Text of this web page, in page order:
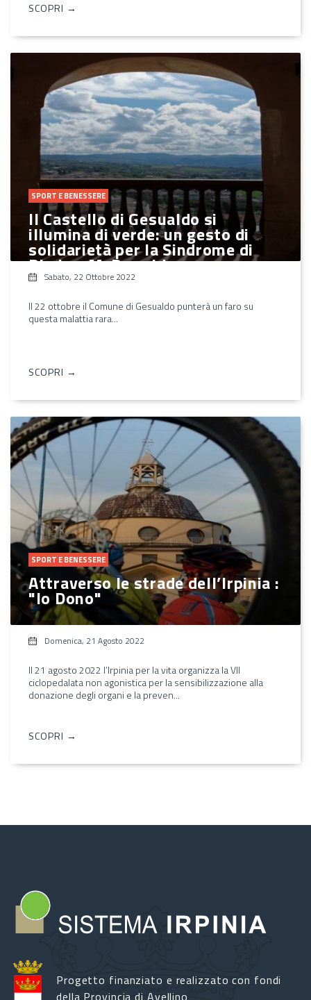
SCOPRI →
SPORT E BENESSERE
Il Castello di Gesualdo si
illumina di verde: un gesto di
solidarietà per la Sindrome di
Phelan-McDermid
Sabato, 22 Ottobre 2022
Il 22 ottobre il Comune di Gesualdo punterà un faro su
questa malattia rara...
SCOPRI →
SPORT E BENESSERE
Attraverso le strade dell’Irpinia :
"Io Dono"
Domenica, 21 Agosto 2022
Il 21 agosto 2022 l’Irpinia per la vita organizza la VII
ciclopedalata non agonistica per la sensibilizzazione alla
donazione degli organi e la preven...
SCOPRI →
Progetto finanziato e realizzato con fondi
della Provincia di Avellino